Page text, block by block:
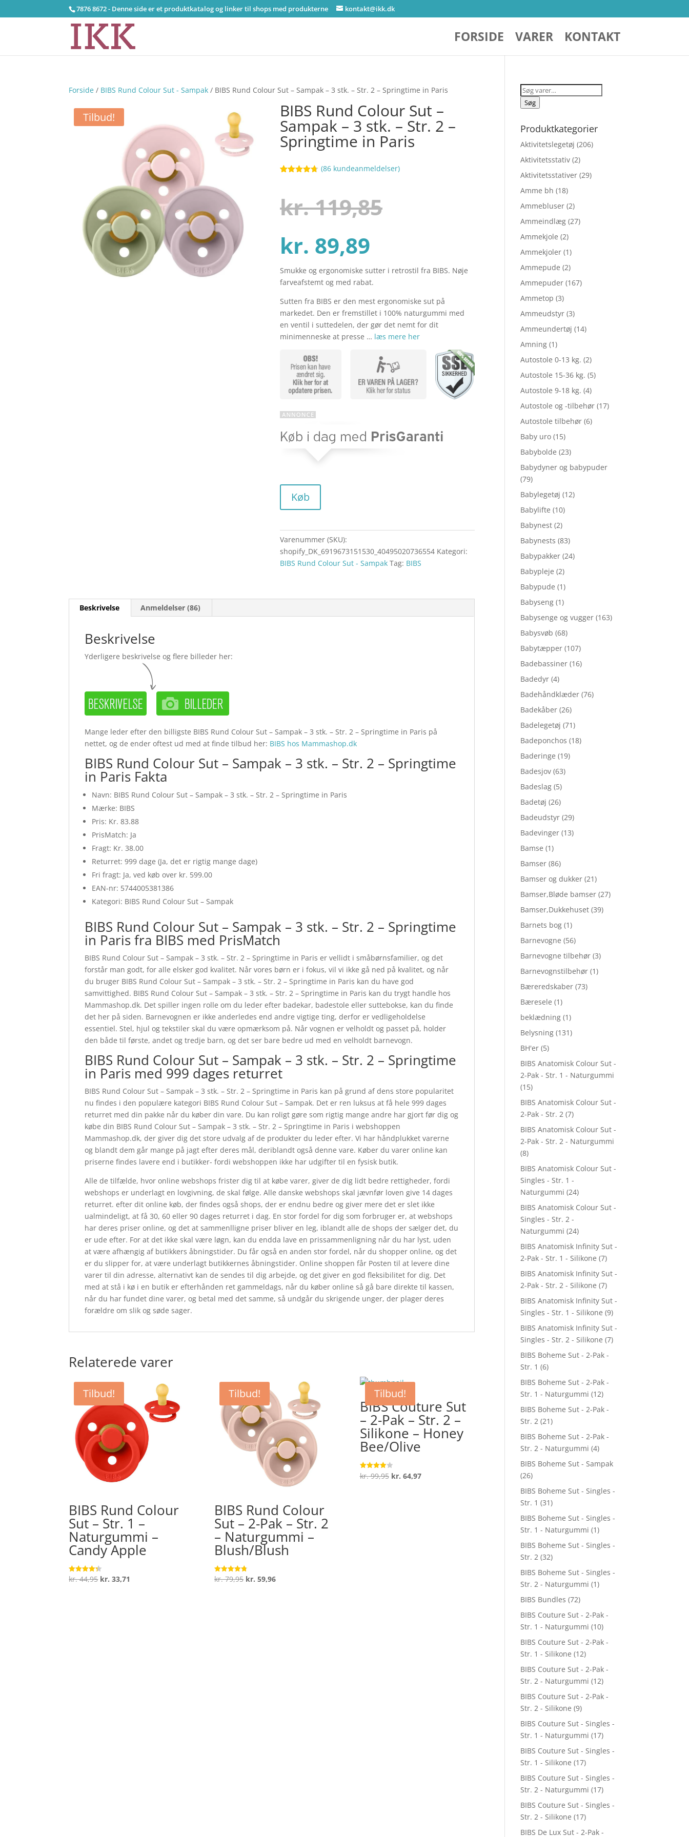
7876 8672 - Denne side er et produktkatalog og linker til shops med produkterne kontakt@ikk.dk
FORSIDE VARER KONTAKT
Forside / BIBS Rund Colour Sut - Sampak / BIBS Rund Colour Sut – Sampak – 3 stk. – Str. 2 – Springtime in Paris
Tilbud! BIBS Rund Colour Sut –
Sampak – 3 stk. – Str. 2 –
Springtime in Paris
baseret på
kundebedø
mmelser
(86kundeanmeldelser)
kr.119,85
pris
var:
kr. 119,85.
kr. 89,89
aktuelle
pris
er:
kr. 89,89.
Smukke og ergonomiske sutter i retrostil fra BIBS. Nøje
farveafstemt og med rabat.
Sutten fra BIBS er den mest ergonomiske sut på
markedet. Den er fremstillet i 100% naturgummi med
en ventil i suttedelen, der gør det nemt for dit
minimenneske at presse … læs mere her
Køb
Varenummer (SKU):
shopify_DK_6919673151530_40495020736554 Kategori:
BIBS Rund Colour Sut - Sampak Tag: BIBS
Beskrivelse Anmeldelser (86)
Beskrivelse
Yderligere beskrivelse og flere billeder her:
Mange leder efter den billigste BIBS Rund Colour Sut – Sampak – 3 stk. – Str. 2 – Springtime in Paris på
nettet, og de ender oftest ud med at finde tilbud her: BIBS hos Mammashop.dk
BIBS Rund Colour Sut – Sampak – 3 stk. – Str. 2 – Springtime
in Paris Fakta
Navn: BIBS Rund Colour Sut – Sampak – 3 stk. – Str. 2 – Springtime in Paris
Mærke: BIBS
Pris: Kr. 83.88
PrisMatch: Ja
Fragt: Kr. 38.00
Returret: 999 dage (Ja, det er rigtig mange dage)
Fri fragt: Ja, ved køb over kr. 599.00
EAN-nr: 5744005381386
Kategori: BIBS Rund Colour Sut – Sampak
BIBS Rund Colour Sut – Sampak – 3 stk. – Str. 2 – Springtime
in Paris fra BIBS med PrisMatch
BIBS Rund Colour Sut – Sampak – 3 stk. – Str. 2 – Springtime in Paris er vellidt i småbørnsfamilier, og det
forstår man godt, for alle elsker god kvalitet. Når vores børn er i fokus, vil vi ikke gå ned på kvalitet, og når
du bruger BIBS Rund Colour Sut – Sampak – 3 stk. – Str. 2 – Springtime in Paris kan du have god
samvittighed. BIBS Rund Colour Sut – Sampak – 3 stk. – Str. 2 – Springtime in Paris kan du trygt handle hos
Mammashop.dk. Det spiller ingen rolle om du leder efter badekar, badestole eller suttebokse, kan du finde
det her på siden. Barnevognen er ikke anderledes end andre vigtige ting, derfor er vedligeholdelse
essentiel. Stel, hjul og tekstiler skal du være opmærksom på. Når vognen er velholdt og passet på, holder
den både til første, andet og tredje barn, og det ser bare bedre ud med en velholdt barnevogn.
BIBS Rund Colour Sut – Sampak – 3 stk. – Str. 2 – Springtime
in Paris med 999 dages returret
BIBS Rund Colour Sut – Sampak – 3 stk. – Str. 2 – Springtime in Paris kan på grund af dens store popularitet
nu findes i den populære kategori BIBS Rund Colour Sut – Sampak. Det er ren luksus at få hele 999 dages
returret med din pakke når du køber din vare. Du kan roligt gøre som rigtig mange andre har gjort før dig og
købe din BIBS Rund Colour Sut – Sampak – 3 stk. – Str. 2 – Springtime in Paris i webshoppen
Mammashop.dk, der giver dig det store udvalg af de produkter du leder efter. Vi har håndplukket varerne
og blandt dem går mange på jagt efter deres mål, deriblandt også denne vare. Køber du varer online kan
priserne findes lavere end i butikker- fordi webshoppen ikke har udgifter til en fysisk butik.
Alle de tilfælde, hvor online webshops frister dig til at købe varer, giver de dig lidt bedre rettigheder, fordi
webshops er underlagt en lovgivning, de skal følge. Alle danske webshops skal jævnfør loven give 14 dages
returret. efter dit online køb, der findes også shops, der er endnu bedre og giver mere det er slet ikke
ualmindeligt, at få 30, 60 eller 90 dages returret i dag. En stor fordel for dig som forbruger er, at webshops
har deres priser online, og det at sammenlligne priser bliver en leg, iblandt alle de shops der sælger det, du
er ude efter. For at det ikke skal være løgn, kan du endda lave en prissammenligning når du har lyst, uden
at være afhængig af butikkers åbningstider. Du får også en anden stor fordel, når du shopper online, og det
er du slipper for, at være underlagt butikkernes åbningstider. Online shoppen får Posten til at levere dine
varer til din adresse, alternativt kan de sendes til dig arbejde, og det giver en god fleksibilitet for dig. Det
med at stå i kø i en butik er efterhånden ret gammeldags, når du køber online så gå bare direkte til kassen,
når du har fundet dine varer, og betal med det samme, så undgår du skrigende unger, der plager deres
forældre om slik og søde sager.
Relaterede varer
Tilbud!
BIBS Rund Colour
Sut – Str. 1 –
Naturgummi –
Candy Apple
Vurderet
4.3
kr.44,95 Den
kr. 33,71
Tilbud!
BIBS Rund Colour
Sut – 2-Pak – Str. 2
– Naturgummi –
Blush/Blush
Vurderet
4.8
kr.79,95 Den
kr. 59,96Den
Tilbud!
BIBS Couture Sut
– 2-Pak – Str. 2 –
Silikone – Honey
Bee/Olive
Vurderet
4
kr.99,95 Den
kr. 64,97Den
Søg
efter:
Søg
Produktkategorier
Aktivitetslegetøj (206)
Aktivitetsstativ (2)
Aktivitetsstativer (29)
Amme bh (18)
Ammebluser (2)
Ammeindlæg (27)
Ammekjole (2)
Ammekjoler (1)
Ammepude (2)
Ammepuder (167)
Ammetop (3)
Ammeudstyr (3)
Ammeundertøj (14)
Amning (1)
Autostole 0-13 kg. (2)
Autostole 15-36 kg. (5)
Autostole 9-18 kg. (4)
Autostole og -tilbehør (17)
Autostole tilbehør (6)
Baby uro (15)
Babybolde (23)
Babydyner og babypuder
(79)
Babylegetøj (12)
Babylifte (10)
Babynest (2)
Babynests (83)
Babypakker (24)
Babypleje (2)
Babypude (1)
Babyseng (1)
Babysenge og vugger (163)
Babysvøb (68)
Babytæpper (107)
Badebassiner (16)
Badedyr (4)
Badehåndklæder (76)
Badekåber (26)
Badelegetøj (71)
Badeponchos (18)
Baderinge (19)
Badesjov (63)
Badeslag (5)
Badetøj (26)
Badeudstyr (29)
Badevinger (13)
Bamse (1)
Bamser (86)
Bamser og dukker (21)
Bamser,Bløde bamser (27)
Bamser,Dukkehuset (39)
Barnets bog (1)
Barnevogne (56)
Barnevogne tilbehør (3)
Barnevognstilbehør (1)
Bæreredskaber (73)
Bæresele (1)
beklædning (1)
Belysning (131)
BH'er (5)
BIBS Anatomisk Colour Sut -
2-Pak - Str. 1 - Naturgummi
(15)
BIBS Anatomisk Colour Sut -
2-Pak - Str. 2 (7)
BIBS Anatomisk Colour Sut -
2-Pak - Str. 2 - Naturgummi
(8)
BIBS Anatomisk Colour Sut -
Singles - Str. 1 -
Naturgummi (24)
BIBS Anatomisk Colour Sut -
Singles - Str. 2 -
Naturgummi (24)
BIBS Anatomisk Infinity Sut -
2-Pak - Str. 1 - Silikone (7)
BIBS Anatomisk Infinity Sut -
2-Pak - Str. 2 - Silikone (7)
BIBS Anatomisk Infinity Sut -
Singles - Str. 1 - Silikone (9)
BIBS Anatomisk Infinity Sut -
Singles - Str. 2 - Silikone (7)
BIBS Boheme Sut - 2-Pak -
Str. 1 (6)
BIBS Boheme Sut - 2-Pak -
Str. 1 - Naturgummi (12)
BIBS Boheme Sut - 2-Pak -
Str. 2 (21)
BIBS Boheme Sut - 2-Pak -
Str. 2 - Naturgummi (4)
BIBS Boheme Sut - Sampak
(26)
BIBS Boheme Sut - Singles -
Str. 1 (31)
BIBS Boheme Sut - Singles -
Str. 1 - Naturgummi (1)
BIBS Boheme Sut - Singles -
Str. 2 (32)
BIBS Boheme Sut - Singles -
Str. 2 - Naturgummi (1)
BIBS Bundles (72)
BIBS Couture Sut - 2-Pak -
Str. 1 - Naturgummi (10)
BIBS Couture Sut - 2-Pak -
Str. 1 - Silikone (12)
BIBS Couture Sut - 2-Pak -
Str. 2 - Naturgummi (12)
BIBS Couture Sut - 2-Pak -
Str. 2 - Silikone (9)
BIBS Couture Sut - Singles -
Str. 1 - Naturgummi (17)
BIBS Couture Sut - Singles -
Str. 1 - Silikone (17)
BIBS Couture Sut - Singles -
Str. 2 - Naturgummi (17)
BIBS Couture Sut - Singles -
Str. 2 - Silikone (17)
BIBS De Lux Sut - 2-Pak -